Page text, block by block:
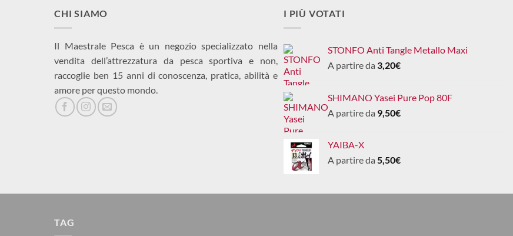
CHI SIAMO
Il Maestrale Pesca è un negozio specializzato nella
vendita dell’attrezzatura da pesca sportiva e non,
raccoglie ben 15 anni di conoscenza, pratica, abilità e
amore per questo mondo.
I PIÙ VOTATI
STONFO Anti Tangle Metallo Maxi
A partire da 3,20€
SHIMANO Yasei Pure Pop 80F
A partire da 9,50€
YAIBA-X
A partire da 5,50€
TAG